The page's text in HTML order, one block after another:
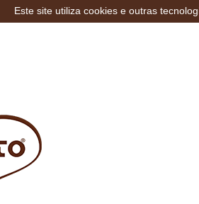
Este site utiliza cookies e outras